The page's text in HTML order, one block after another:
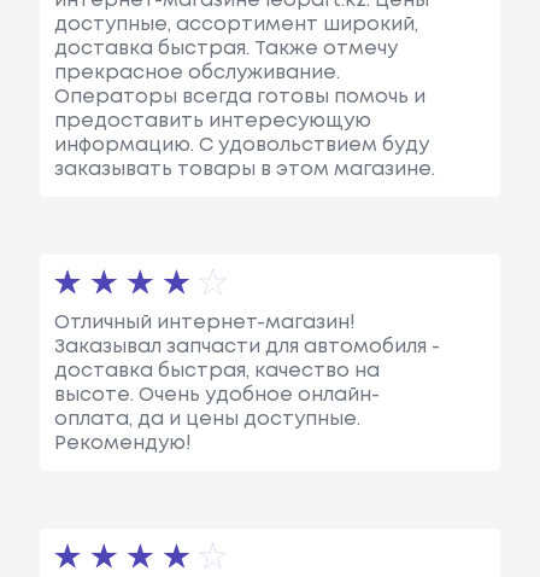
доступные, ассортимент широкий,
доставка быстрая. Также отмечу
прекрасное обслуживание.
Операторы всегда готовы помочь и
предоставить интересующую
информацию. С удовольствием буду
заказывать товары в этом магазине.
Отличный интернет-магазин!
Заказывал запчасти для автомобиля -
доставка быстрая, качество на
высоте. Очень удобное онлайн-
оплата, да и цены доступные.
Рекомендую!